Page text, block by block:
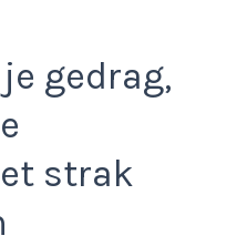
gedrag,
strak